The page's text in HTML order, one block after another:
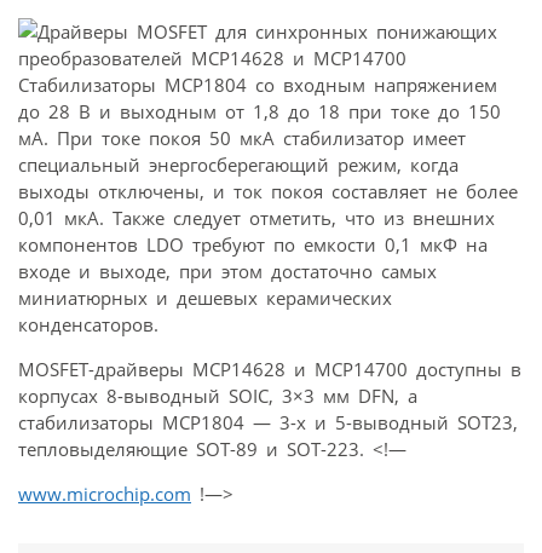
Стабилизаторы MCP1804 со входным напряжением
до 28 В и выходным от 1,8 до 18 при токе до 150
мА. При токе покоя 50 мкА стабилизатор имеет
специальный энергосберегающий режим, когда
выходы отключены, и ток покоя составляет не более
0,01 мкА. Также следует отметить, что из внешних
компонентов LDO требуют по емкости 0,1 мкФ на
входе и выходе, при этом достаточно самых
миниатюрных и дешевых керамических
конденсаторов.
MOSFET-драйверы MCP14628 и MCP14700 доступны в
корпусах 8-выводный SOIC, 3×3 мм DFN, а
стабилизаторы MCP1804 — 3-х и 5-выводный SOT23,
тепловыделяющие SOT-89 и SOT-223. <!—
www.microchip.com !—>